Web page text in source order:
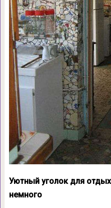
Уютный уголок для
немного